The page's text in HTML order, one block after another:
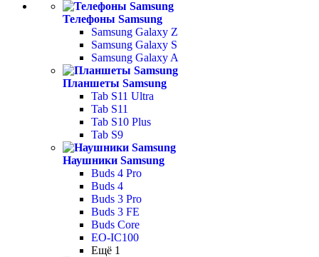
Телефоны Samsung
Samsung Galaxy Z
Samsung Galaxy S
Samsung Galaxy A
Планшеты Samsung
Tab S11 Ultra
Tab S11
Tab S10 Plus
Tab S9
Наушники Samsung
Buds 4 Pro
Buds 4
Buds 3 Pro
Buds 3 FE
Buds Core
EO-IC100
Ещё 1